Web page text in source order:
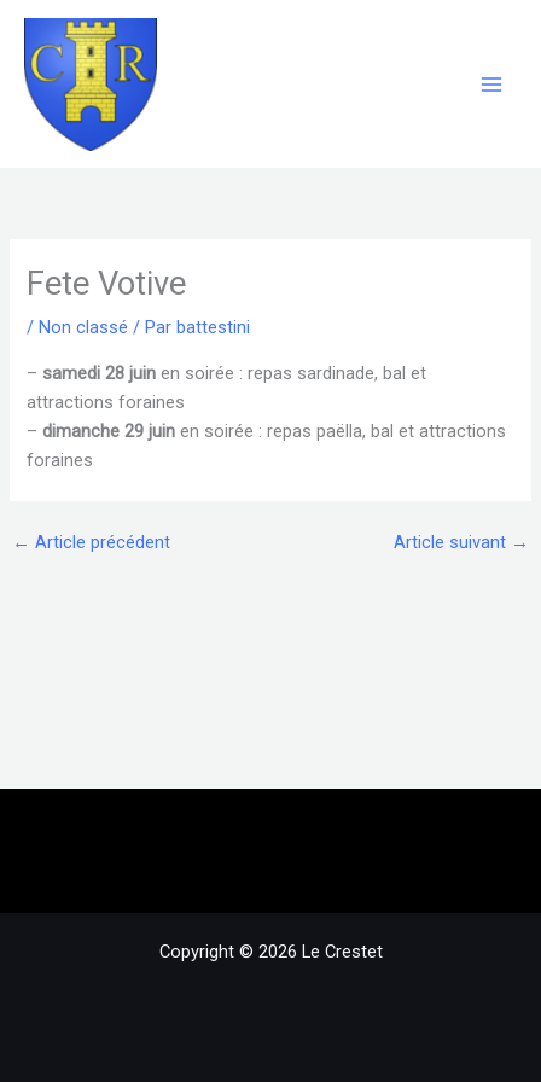
Aller
contenu
Fete Votive
/ Non classé / Par battestini
– samedi 28 juin en soirée : repas sardinade, bal et
attractions foraines
–dimanche 29 juin en soirée : repas paëlla, bal et attractions
foraines
← Article précédent Article suivant →
Copyright © 2026 Le Crestet